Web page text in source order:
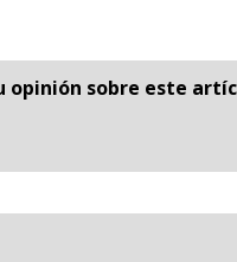
opinión sobre este